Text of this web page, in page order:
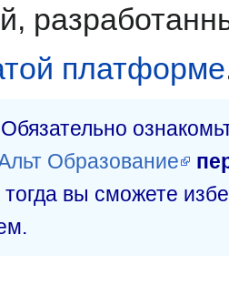
платформе
Обязательно
Образование
вы сможете